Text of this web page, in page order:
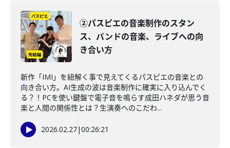
②パスピエの音楽制作のスタン
ス、バンドの音楽、ライブへの向
き合い方
新作「IMI」を紐解く事で見えてくるパスピエの音楽との
向き合い方。AI生成の波は音楽制作に確実に入り込んでく
る？！PCを使い鍵盤で電子音を鳴らす成田ハネダが思う音
楽と人間の関係性とは？生演奏へのこだわ...
2026.02.27|00:26:21